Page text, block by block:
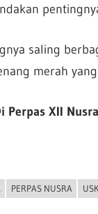
saling
merah
Perpas XII Nusra
PERPAS NUSRA